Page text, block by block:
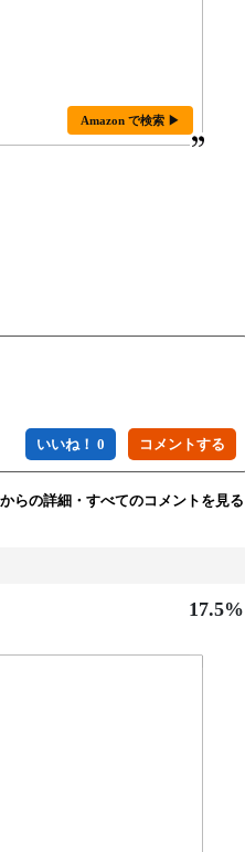
Amazon で検索 ▶
いいね！ 0
らの詳細・すべてのコメントを見る
17.5%